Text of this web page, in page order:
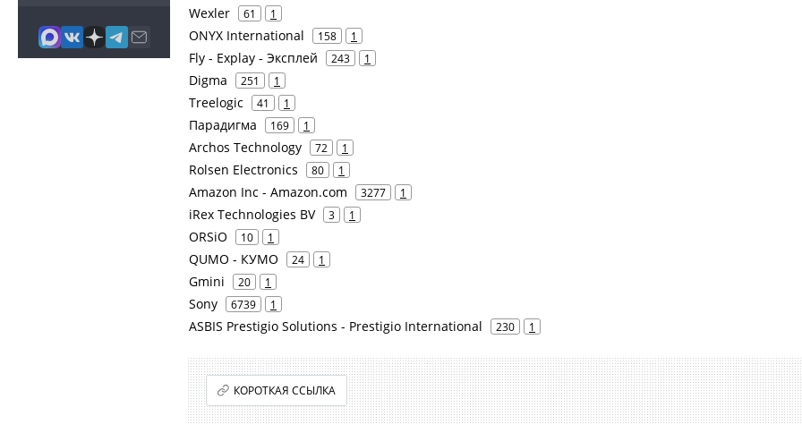
Wexler 61 1
ONYX International 158 1
Fly - Explay - Эксплей 243 1
Digma 251 1
Treelogic 41 1
Парадигма 169 1
Archos Technology 72 1
Rolsen Electronics 80 1
Amazon Inc - Amazon.com 3277 1
iRex Technologies BV 3 1
ORSiO 10 1
QUMO - КУМО 24 1
Gmini 20 1
Sony 6739 1
ASBIS Prestigio Solutions - Prestigio International 230 1
КОРОТКАЯ ССЫЛКА